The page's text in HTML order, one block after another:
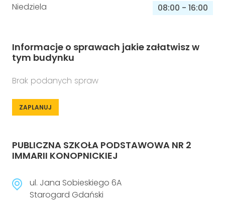
Niedziela
08:00 - 16:00
Informacje o sprawach jakie załatwisz w
tym budynku
Brak podanych spraw
ZAPLANUJ
PUBLICZNA SZKOŁA PODSTAWOWA NR 2
IMMARII KONOPNICKIEJ
ul. Jana Sobieskiego 6A
Starogard Gdański